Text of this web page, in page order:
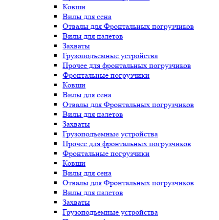
Ковши
Вилы для сена
Отвалы для Фронтальных погрузчиков
Вилы для палетов
Захваты
Грузоподъемные устройства
Прочее для фронтальных погрузчиков
Фронтальные погрузчики
Ковши
Вилы для сена
Отвалы для Фронтальных погрузчиков
Вилы для палетов
Захваты
Грузоподъемные устройства
Прочее для фронтальных погрузчиков
Фронтальные погрузчики
Ковши
Вилы для сена
Отвалы для Фронтальных погрузчиков
Вилы для палетов
Захваты
Грузоподъемные устройства